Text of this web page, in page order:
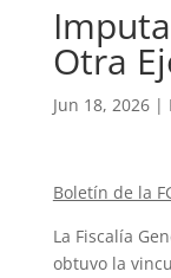
Otra
Jun 18, 2026|
Boletín de la
La Fiscalía
obtuvo la